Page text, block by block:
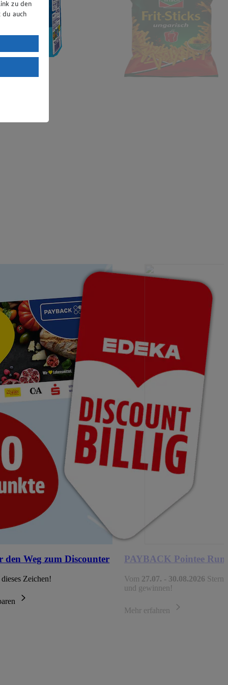
den Weg zum Discounter
Zeichen!
PAYBACK Pointee Run
Vom 27.07. - 30.08.2026
und gewinnen!
Mehr erfahren
zu den
auch
DSGVO
mit
das